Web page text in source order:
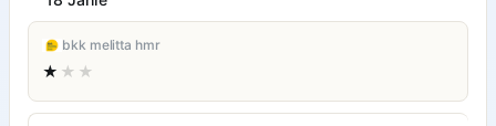
bkk melitta hmr
★ ★★